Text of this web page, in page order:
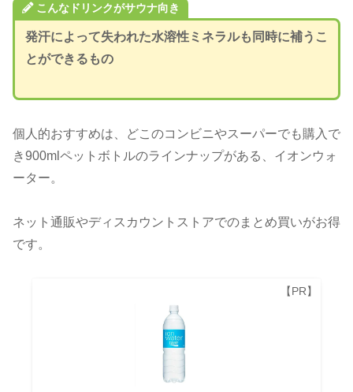
こんなドリンクがサウナ向き
発汗によって失われた水溶性ミネラルも同時に補うこ
とができるもの
個人的おすすめは、どこのコンビニやスーパーでも購入で
き900mlペットボトルのラインナップがある、イオンウォ
ーター。
ネット通販やディスカウントストアでのまとめ買いがお得
です。